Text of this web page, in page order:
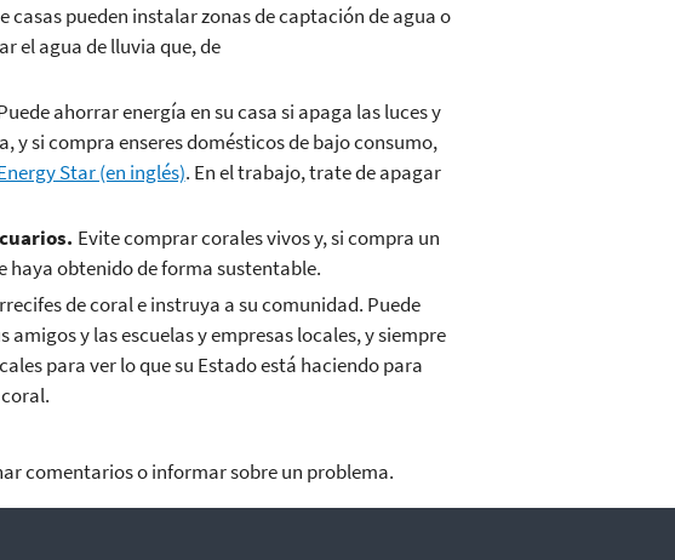
pueden instalar zonas de captación de agua o
el agua de lluvia que, de
ahorrar energía en su casa si apaga las luces y
y si compra enseres domésticos de bajo consumo,
Star (en inglés). En el trabajo, trate de apagar
Evite comprar corales vivos y, si compra un
haya obtenido de forma sustentable.
de coral e instruya a su comunidad. Puede
y las escuelas y empresas locales, y siempre
para ver lo que su Estado está haciendo para
comentarios o informar sobre un problema.